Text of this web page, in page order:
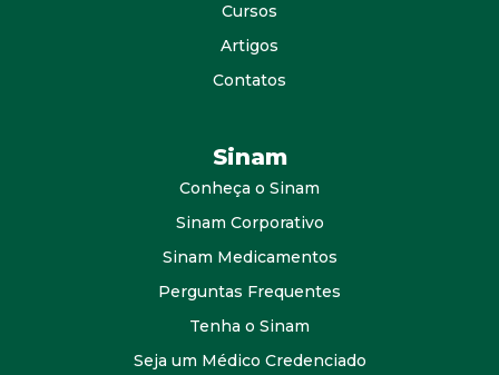
Cursos
Artigos
Contatos
Sinam
Conheça o Sinam
Sinam Corporativo
Sinam Medicamentos
Perguntas Frequentes
Tenha o Sinam
Seja um Médico Credenciado